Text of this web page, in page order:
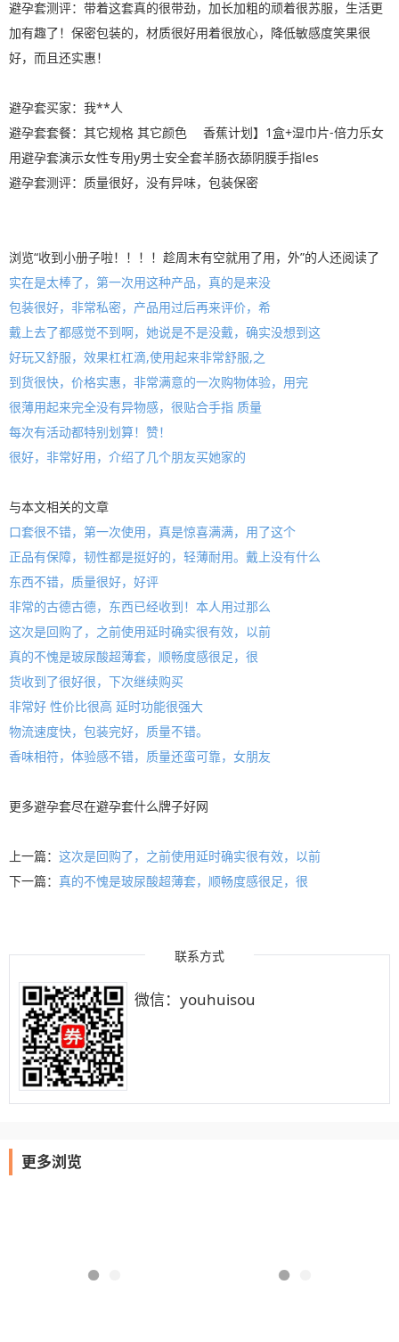
避孕套测评：带着这套真的很带劲，加长加粗的顽着很苏服，生活更
加有趣了！保密包装的，材质很好用着很放心，降低敏感度笑果很
好，而且还实惠！
避孕套买家：我**人
避孕套套餐：其它规格 其它颜色 香蕉计划】1盒+湿巾片-倍力乐女
用避孕套演示女性专用y男士安全套羊肠衣舔阴膜手指les
避孕套测评：质量很好，没有异味，包装保密
浏览“收到小册子啦！！！！趁周末有空就用了用，外”的人还阅读了
实在是太棒了，第一次用这种产品，真的是来没
包装很好，非常私密，产品用过后再来评价，希
戴上去了都感觉不到啊，她说是不是没戴，确实没想到这
好玩又舒服，效果杠杠滴,使用起来非常舒服,之
到货很快，价格实惠，非常满意的一次购物体验，用完
很薄用起来完全没有异物感，很贴合手指 质量
每次有活动都特别划算！赞！
很好，非常好用，介绍了几个朋友买她家的
与本文相关的文章
口套很不错，第一次使用，真是惊喜满满，用了这个
正品有保障，韧性都是挺好的，轻薄耐用。戴上没有什么
东西不错，质量很好，好评
非常的古德古德，东西已经收到！本人用过那么
这次是回购了，之前使用延时确实很有效，以前
真的不愧是玻尿酸超薄套，顺畅度感很足，很
货收到了很好很，下次继续购买
非常好 性价比很高 延时功能很强大
物流速度快，包装完好，质量不错。
香味相符，体验感不错，质量还蛮可靠，女朋友
更多避孕套尽在避孕套什么牌子好网
上一篇： 这次是回购了，之前使用延时确实很有效，以前
下一篇： 真的不愧是玻尿酸超薄套，顺畅度感很足，很
联系方式
微信：youhuisou
更多浏览